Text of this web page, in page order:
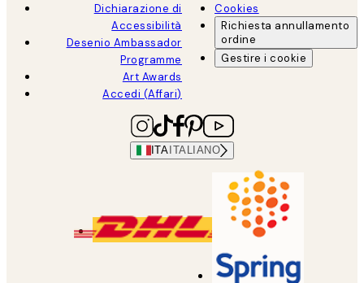
Dichiarazione di
Accessibilità
Desenio Ambassador
Programme
Art Awards
Accedi (Affari)
Cookies
Richiesta annullamento
ordine
Gestire i cookie
ITA ITALIANO